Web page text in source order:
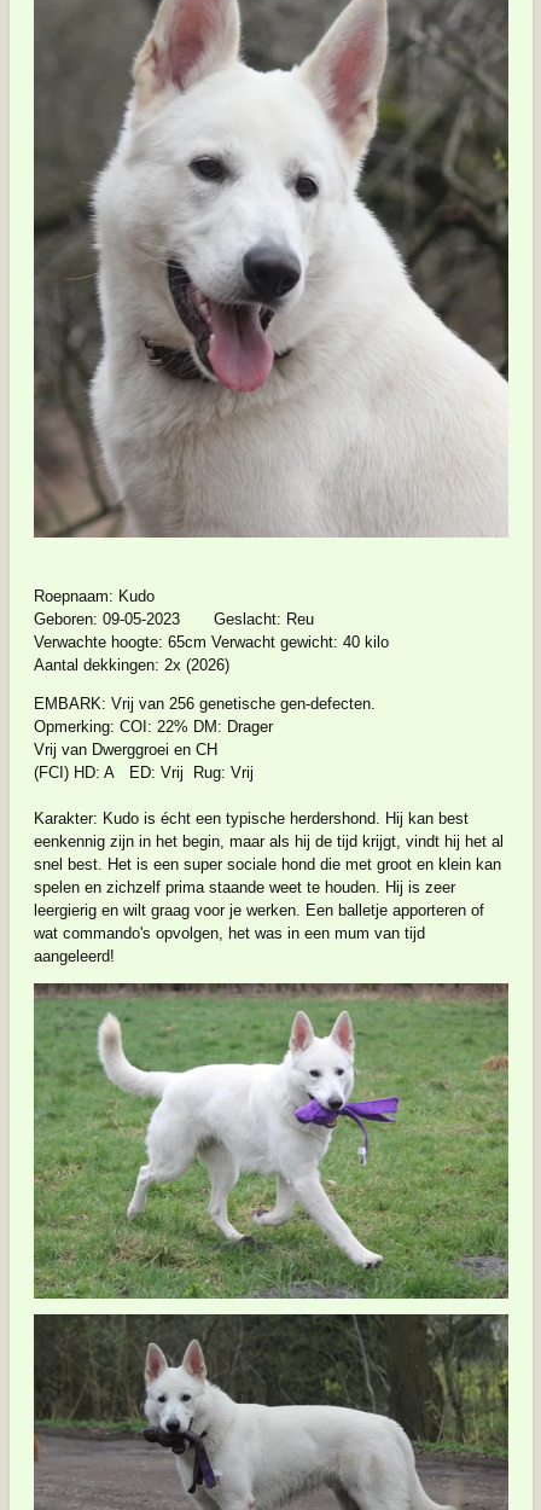
Roepnaam: Kudo
Geboren: 09-05-2023 Geslacht: Reu
Verwachte hoogte: 65cm Verwacht gewicht: 40 kilo
Aantal dekkingen: 2x (2026)
EMBARK: Vrij van 256 genetische gen-defecten.
Opmerking: COI: 22% DM: Drager
Vrij van Dwerggroei en CH
(FCI) HD: A ED: Vrij Rug: Vrij
Karakter: Kudo is écht een typische herdershond. Hij kan best
eenkennig zijn in het begin, maar als hij de tijd krijgt, vindt hij het al
snel best. Het is een super sociale hond die met groot en klein kan
spelen en zichzelf prima staande weet te houden. Hij is zeer
leergierig en wilt graag voor je werken. Een balletje apporteren of
wat commando's opvolgen, het was in een mum van tijd
aangeleerd!